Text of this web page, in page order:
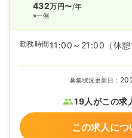
432万円〜/年
※一例
勤務時間 11:00～21:00 （休
募集状況更新日：
19人がこの求
この求人に